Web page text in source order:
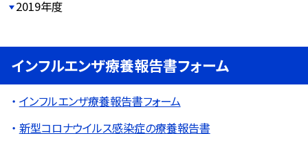
2019年度
インフルエンザ療養報告書フォーム
インフルエンザ療養報告書フォーム
新型コロナウイルス感染症の療養報告書